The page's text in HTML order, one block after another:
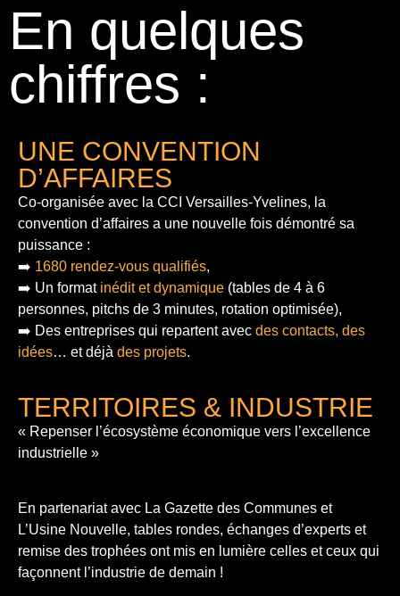
En quelques
chiffres :
UNE CONVENTION
D’AFFAIRES
Co-organisée avec la CCI Versailles-Yvelines, la
convention d’affaires a une nouvelle fois démontré sa
puissance :
➡️ 1680 rendez-vous qualifiés,
➡️ Un format inédit et dynamique (tables de 4 à 6
personnes, pitchs de 3 minutes, rotation optimisée),
➡️ Des entreprises qui repartent avec des contacts, des
idées… et déjà des projets.
TERRITOIRES & INDUSTRIE
« Repenser l’écosystème économique vers l’excellence
industrielle »
En partenariat avec La Gazette des Communes et
L’Usine Nouvelle, tables rondes, échanges d’experts et
remise des trophées ont mis en lumière celles et ceux qui
façonnent l’industrie de demain !